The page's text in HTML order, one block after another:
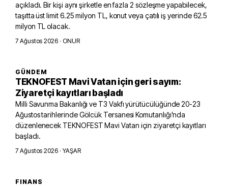
açıkladı. Bir kişi aynı şirketle en fazla 2 sözleşme yapabilecek,
taşıtta üst limit 6.25 milyon TL, konut veya çatılı iş yerinde 62.5
milyon TL olacak.
7 Ağustos 2026 · ONUR
GÜNDEM
TEKNOFEST Mavi Vatan için geri sayım:
Ziyaretçi kayıtları başladı
Milli Savunma Bakanlığı ve T3 Vakfı yürütücülüğünde 20-23
Ağustos tarihlerinde Gölcük Tersanesi Komutanlığı'nda
düzenlenecek TEKNOFEST Mavi Vatan için ziyaretçi kayıtları
başladı.
7 Ağustos 2026 · YAŞAR
FINANS